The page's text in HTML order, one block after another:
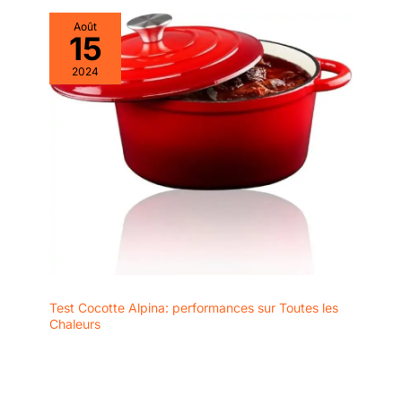
Août
15
2024
Test Cocotte Alpina: performances sur Toutes les
Chaleurs